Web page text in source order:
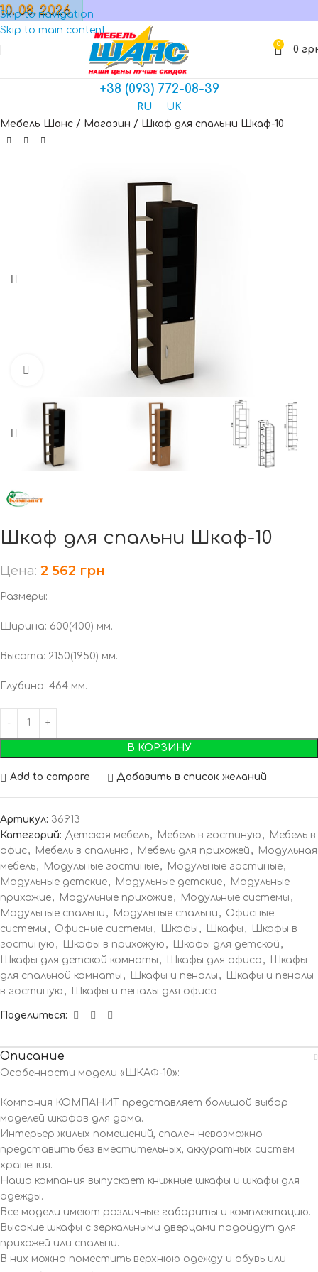
Skip to navigation
Skip to main content
МАГАЗИН
0 0
+38 (093) 772-08-39
RU
UK
Мебель Шанс / Магазин / Шкаф для спальни Шкаф-10
Нажмите, чтобы увеличить
Шкаф для спальни Шкаф-10
Цена: 2 562 грн
Размеры:
Ширина: 600(400) мм.
Высота: 2150(1950) мм.
Глубина: 464 мм.
В КОРЗИНУ
Add to compare Добавить в список желаний
Артикул: 36913
Категорий: Детская мебель, Мебель в гостиную ,
Мебель в
офис, Мебель в спальню , Мебель для прихожей ,
Модульная
мебель, Модульные гостиные, Модульные гостиные,
Модульные детские, Модульные детские,
Модульные
прихожие, Модульные прихожие, Модульные системы ,
Модульные спальни , Модульные спальни , Офисные
системы , Офисные системы , Шкафы , Шкафы ,
Шкафы в
гостиную , Шкафы в прихожую , Шкафы для детской ,
Шкафы для детской комнаты , Шкафы для офиса ,
Шкафы
для спальной комнаты , Шкафы и пеналы ,
Шкафы и пеналы
в гостиную , Шкафы и пеналы для офиса
Поделиться:
Описание
Особенности модели «ШКАФ-10»:
Компания КОМПАНИТ представляет большой выбор
моделей шкафов для дома.
Интерьер жилых помещений, спален невозможно
представить без вместительных, аккуратных систем
хранения.
Наша компания выпускает книжные шкафы и шкафы для
одежды.
Все модели имеют различные габариты и комплектацию.
Высокие шкафы с зеркальными дверцами подойдут для
прихожей или спальни.
В них можно поместить верхнюю одежду и обувь или
10. 08. 2026